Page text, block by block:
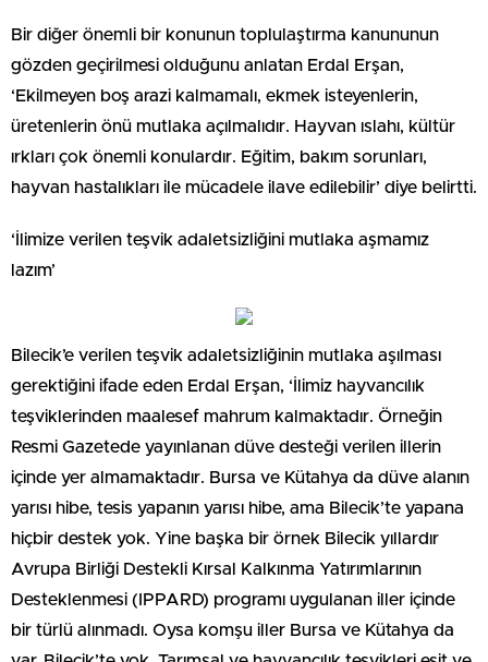
Bir diğer önemli bir konunun toplulaştırma kanununun
gözden geçirilmesi olduğunu anlatan Erdal Erşan,
‘Ekilmeyen boş arazi kalmamalı, ekmek isteyenlerin,
üretenlerin önü mutlaka açılmalıdır. Hayvan ıslahı, kültür
ırkları çok önemli konulardır. Eğitim, bakım sorunları,
hayvan hastalıkları ile mücadele ilave edilebilir’ diye belirtti.
‘İlimize verilen teşvik adaletsizliğini mutlaka aşmamız
lazım’
Bilecik’e verilen teşvik adaletsizliğinin mutlaka aşılması
gerektiğini ifade eden Erdal Erşan, ‘İlimiz hayvancılık
teşviklerinden maalesef mahrum kalmaktadır. Örneğin
Resmi Gazetede yayınlanan düve desteği verilen illerin
içinde yer almamaktadır. Bursa ve Kütahya da düve alanın
yarısı hibe, tesis yapanın yarısı hibe, ama Bilecik’te yapana
hiçbir destek yok. Yine başka bir örnek Bilecik yıllardır
Avrupa Birliği Destekli Kırsal Kalkınma Yatırımlarının
Desteklenmesi (IPPARD) programı uygulanan iller içinde
bir türlü alınmadı. Oysa komşu iller Bursa ve Kütahya da